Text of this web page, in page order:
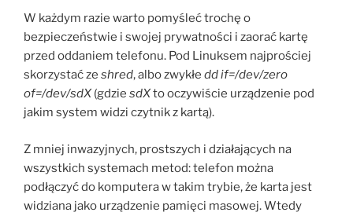
W każdym razie warto pomyśleć trochę o
bezpieczeństwie i swojej prywatności i zaorać kartę
przed oddaniem telefonu. Pod Linuksem najprościej
skorzystać ze shred, albo zwykłe dd if=/dev/zero
of=/dev/sdX (gdzie sdXto oczywiście urządzenie pod
jakim system widzi czytnik z kartą).
Z mniej inwazyjnych, prostszych i działających na
wszystkich systemach metod: telefon można
podłączyć do komputera w takim trybie, że karta jest
widziana jako urządzenie pamięci masowej. Wtedy